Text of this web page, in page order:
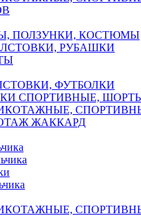
ПОЛЗУНКИ, КОСТЮМЫ
РУБАШКИ
ФУТБОЛКИ
СПОРТИВНЫЕ,
ЖАККАРД